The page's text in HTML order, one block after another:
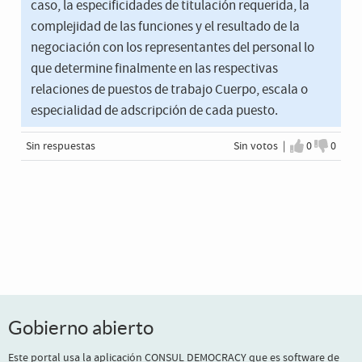
caso, la especificidades de titulación requerida, la
complejidad de las funciones y el resultado de la
negociación con los representantes del personal lo
que determine finalmente en las respectivas
relaciones de puestos de trabajo Cuerpo, escala o
especialidad de adscripción de cada puesto.
Sin votos |
Estoy de
0
No
0
Sin respuestas
Gobierno abierto
Este portal usa la aplicación CONSUL DEMOCRACYque essoftware de